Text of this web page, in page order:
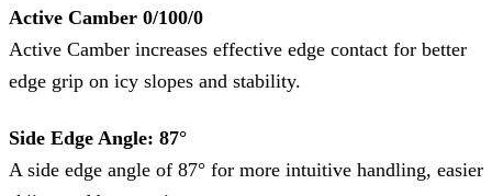
Active Camber 0/100/0
Active Camber increases effective edge contact for better
edge grip on icy slopes and stability.
Side Edge Angle: 87°
A side edge angle of 87° for more intuitive handling, easier